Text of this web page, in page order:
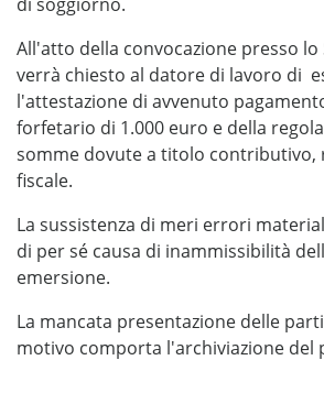
All'atto della convocazione presso
verrà chiesto al datore di lavoro di
l'attestazione di avvenuto
forfetario di 1.000 euro e della
somme dovute a titolo contributivo,
fiscale.
La sussistenza di meri errori
di per sé causa di inammissibilità
emersione.
La mancata presentazione delle
motivo comporta l'archiviazione del